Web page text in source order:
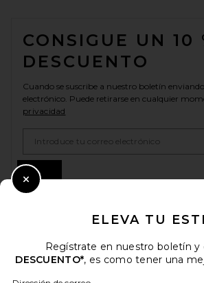
CONSIGUE UN 10
DESCUENTO
Cuando se suscribe a nuestro boletín
electrónico. Puede retirarse en cualquier
privacidad
ELEVA TU
Regístrate en nuestro boletín y
DESCUENTO*, es como tener una
Close Modal